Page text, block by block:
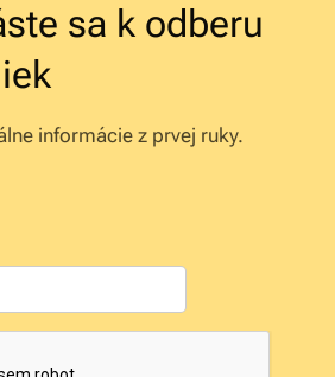
sa k odberu
informácie z prvej ruky.